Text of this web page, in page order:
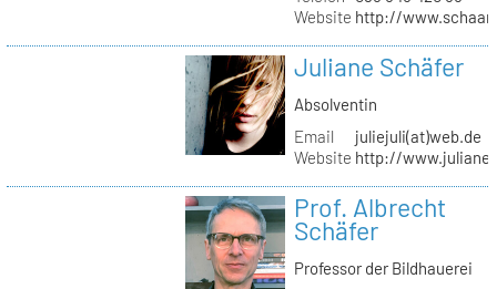
Website http://
Juliane Schäfer
Absolventin
Email
juliejuli(at)web.de
Website http://
Prof. Albrecht
Schäfer
Professor der Bildhauerei